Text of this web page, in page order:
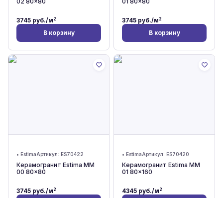
3745 руб./м2
В корзину
3745 руб./м2
В корзину
• EstimaАртикул: ES70422
Керамогранит Estima MM
00 80x80
3745 руб./м2
• EstimaАртикул: ES70420
Керамогранит Estima MM
01 80x160
4345 руб./м2